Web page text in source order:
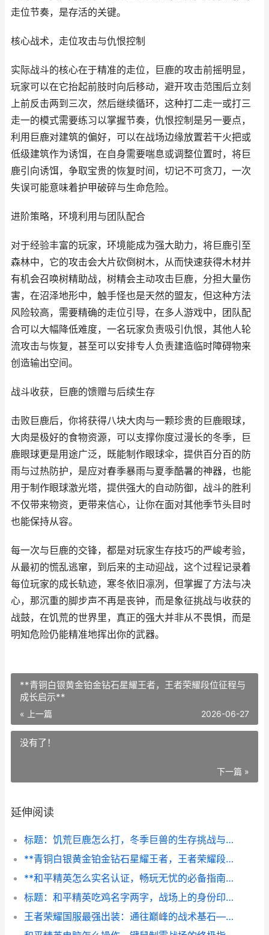
走位节奏，是存活的关键。
核心战术，走位攻击与仇恨控制
实际战斗的核心在于精准的走位，巨鹿的攻击前摇明显，
玩家可以在它抬起前肢时向后移动，避开攻击范围后立刻
上前反击两到三次，然后继续循环，这种打二走一或打三
走一的模式需要练习以掌握节奏，仇恨控制是另一要点，
利用巨鹿对建筑的偏好，可以在战场边缘放置若干火把或
低级建筑作为诱饵，在自身需要喘息或调整位置时，将巨
鹿引向诱饵，争取宝贵的恢复时间，切记不可贪刀，一次
失误可能意味着护甲破碎与生命危险。
进阶策略，环境利用与团队配合
对于经验丰富的玩家，环境能成为强大助力，将巨鹿引至
森林中，它的攻击会大片砍倒树木，从而快速获得木材并
有机会召唤树精助战，树精会主动攻击巨鹿，分担大量伤
害，在沼泽地形中，触手怪也是天然的盟友，但这种方法
风险较高，需要精确的走位引导，在多人游戏中，团队配
合可以大幅降低难度，一名玩家负责吸引仇恨，其他人轮
流攻击与恢复，甚至可以安排专人负责建造临时障碍物来
创造输出空间。
战斗收获，巨鹿的馈赠与后续生存
击败巨鹿后，你将获得八块大肉与一颗珍贵的巨鹿眼球，
大肉是极好的食物资源，可以支撑你度过漫长的冬季，巨
鹿眼球更是用途广泛，既能制作眼球伞，提供百分百的防
雨与过热防护，是应对春季暴雨与夏季酷暑的神器，也能
用于制作眼球激光塔，提供强大的自动防御，战斗的胜利
不仅带来物资，更带来信心，让你在面对其他季节头目时
也能保持从容。
每一次与巨鹿的交锋，都是对玩家生存技巧的严峻考验，
从最初的慌乱逃窜，到后来的主动迎战，这个过程记录着
每位玩家的成长轨迹，寒冬依旧凛冽，但掌握了方法与决
心，那沉重的脚步声不再是丧钟，而是象征挑战与收获的
战鼓，在饥荒的世界里，真正的强大并非从不畏惧，而是
明知危险仍能精准地挥出你的武器。
**青铜白银黄金铂金钻石星耀王者，王者荣耀段位征程与
成长启示**
« 上一篇 2026-06-27
没有了！
下一篇 »
延伸阅读
标题：饥荒巨鹿怎么打，冬季巨兽的生存挑战与战术解析副标题：从恐惧到从容，掌握技巧驯服寒冬死神
**青铜白银黄金铂金钻石星耀王者，王者荣耀段位征程与成长启示**
**和平精英怎么实名认证，畅玩无忧的必备指南**
标题：和平精英吃鸡名字两字，战场上的身份印记
王者荣耀国服最强出装：通往巅峰的战术基石——版本答案与实战博弈解析